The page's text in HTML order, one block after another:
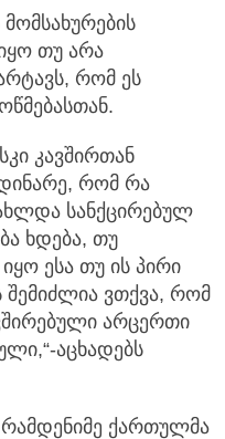
თუ არა
რომ ეს
კავშირთან
რომ რა
სანქცირებულ
ხდება, თუ
ესა თუ ის პირი
შემიძლია ვთქვა, რომ
არცერთი
აცხადებს
რამდენიმე ქართულმა